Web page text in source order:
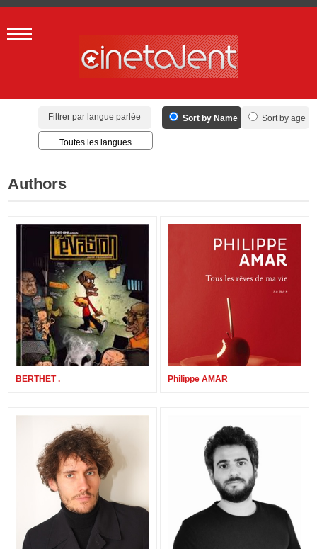
Sort by age
Sort by Name
Filtrer par langue parlée
Toutes les langues
Arabe
Toutes les langues
Authors
BERTHET . Philippe AMAR